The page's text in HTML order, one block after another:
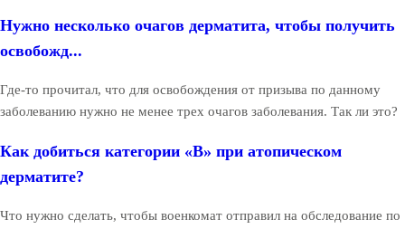
Нужно несколько очагов дерматита, чтобы получить
освобожд...
Где-то прочитал, что для освобождения от призыва по данному
заболеванию нужно не менее трех очагов заболевания. Так ли это?
Как добиться категории «В» при атопическом
дерматите?
Что нужно сделать, чтобы военкомат отправил на обследование по